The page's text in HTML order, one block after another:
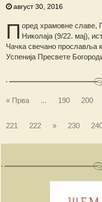
август 30, 2016
П оред храмовне славе,
Николаја (9/22. мај),
Чачка свечано прославља
Успенија Пресвете
« Прва ... 190 200
221
222 » 230